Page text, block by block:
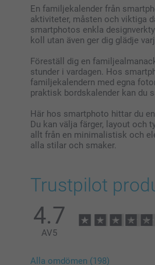
En familjekalender från
aktiviteter, måsten och viktiga
smartphotos enkla
koll utan även ger dig glädje
Föreställ dig en
stunder i vardagen. Hos
familjekalendern med egna
praktisk bordskalender kan du
Här hos smartphoto hittar du
Du kan välja färger, layout och
allt från en minimalistisk och
alla stilar och smaker.
Trustpilot
4.7
AV5
Alla omdömen (198)